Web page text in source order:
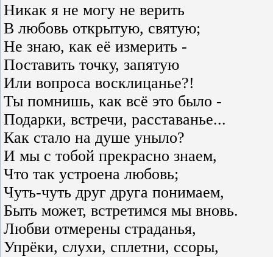
Никак я не могу не верить
В любовь открытую, святую;
Не знаю, как её измерить -
Поставить точку, запятую
Или вопроса восклицанье?!
Ты помнишь, как всё это было -
Подарки, встречи, расставанье...
Как стало на душе уныло?
И мы с тобой прекрасно знаем,
Что так устроена любовь;
Чуть-чуть друг друга понимаем,
Быть может, встретимся мы вновь.
Любви отмерены страданья,
Упрёки, слухи, сплетни, ссоры,